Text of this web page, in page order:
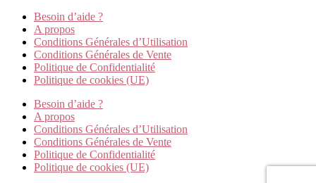
Besoin d’aide ?
A propos
Conditions Générales d’Utilisation
Conditions Générales de Vente
Politique de Confidentialité
Politique de cookies (UE)
Besoin d’aide ?
A propos
Conditions Générales d’Utilisation
Conditions Générales de Vente
Politique de Confidentialité
Politique de cookies (UE)